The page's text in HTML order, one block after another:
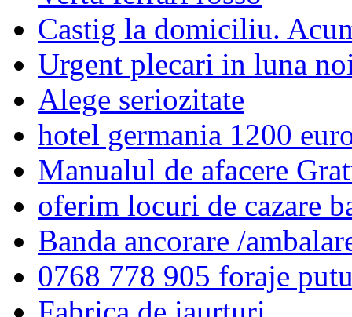
Castig la domiciliu.
Urgent plecari in luna
Alege seriozitate
hotel germania 1200
Manualul de afacere
oferim locuri de cazare
Banda ancorare /
0768 778 905 foraje